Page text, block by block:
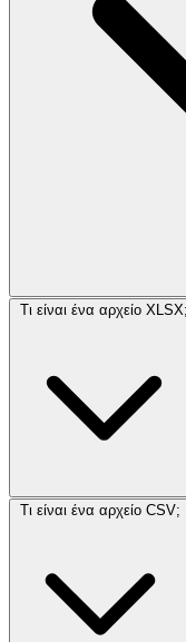
Τι είναι ένα αρχείο XLSX;
Τι είναι ένα αρχείο CSV;